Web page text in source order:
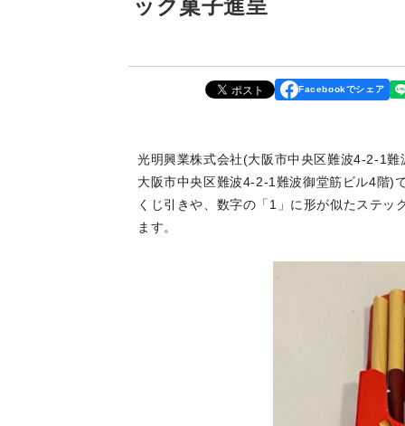
ック菓子進呈
Facebookでシェア
光明興業株式会社(大阪市中央区難波4-2-1
大阪市中央区難波4-2-1難波御堂筋ビル4階)
くじ引きや、数字の「1」に形が似たステ
ます。